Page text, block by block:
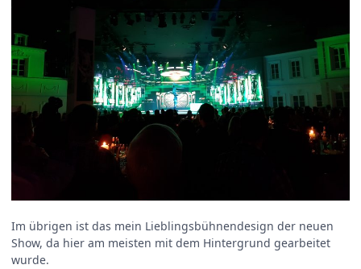
Im übrigen ist das mein Lieblingsbühnendesign der neuen
Show, da hier am meisten mit dem Hintergrund gearbeitet
wurde.